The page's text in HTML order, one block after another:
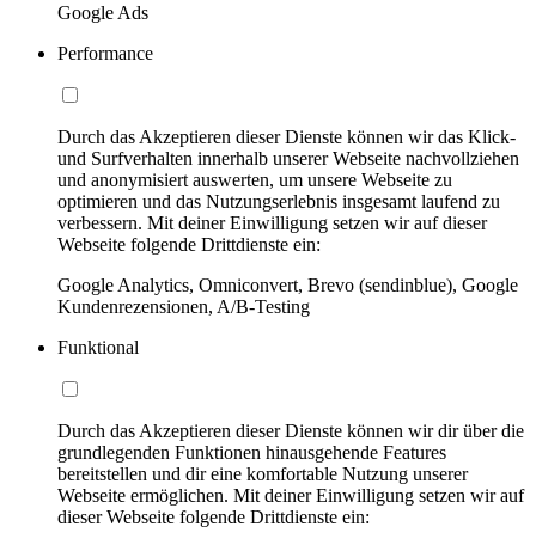
Google Ads
Performance
Durch das Akzeptieren dieser Dienste können wir das Klick-
und Surfverhalten innerhalb unserer Webseite nachvollziehen
und anonymisiert auswerten, um unsere Webseite zu
optimieren und das Nutzungserlebnis insgesamt laufend zu
verbessern. Mit deiner Einwilligung setzen wir auf dieser
Webseite folgende Drittdienste ein:
Google Analytics, Omniconvert, Brevo (sendinblue), Google
Kundenrezensionen, A/B-Testing
Funktional
Durch das Akzeptieren dieser Dienste können wir dir über die
grundlegenden Funktionen hinausgehende Features
bereitstellen und dir eine komfortable Nutzung unserer
Webseite ermöglichen. Mit deiner Einwilligung setzen wir auf
dieser Webseite folgende Drittdienste ein: